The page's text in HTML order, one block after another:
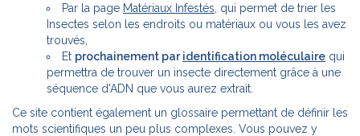
Par la page Matériaux Infestés , qui permet de trier les
Insectes selon les endroits ou matériaux ou vous les avez
trouvés,
Et prochainement paridentification moléculaire qui
permettra de trouver un insecte directement grâce à une
séquence d'ADN que vous aurez extrait.
Ce site contient également un glossaire permettant de définir les
mots scientifiques un peu plus complexes. Vous pouvez y